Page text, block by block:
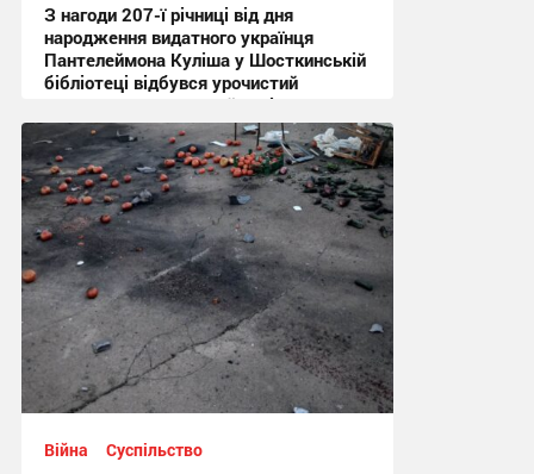
З нагоди 207-ї річниці від дня
народження видатного українця
Пантелеймона Куліша у Шосткинській
бібліотеці відбувся урочистий
культурно-мистецький захід + Фото
12:44 вчора
Війна Суспільство